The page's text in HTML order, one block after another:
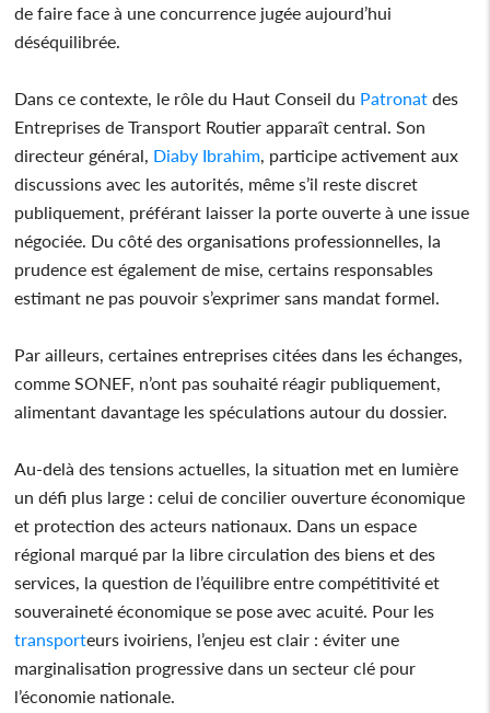
de faire face à une concurrence jugée aujourd’hui
déséquilibrée.
Dans ce contexte, le rôle du Haut Conseil du Patronat des
Entreprises de Transport Routier apparaît central. Son
directeur général, Diaby Ibrahim, participe activement aux
discussions avec les autorités, même s’il reste discret
publiquement, préférant laisser la porte ouverte à une issue
négociée. Du côté des organisations professionnelles, la
prudence est également de mise, certains responsables
estimant ne pas pouvoir s’exprimer sans mandat formel.
Par ailleurs, certaines entreprises citées dans les échanges,
comme SONEF, n’ont pas souhaité réagir publiquement,
alimentant davantage les spéculations autour du dossier.
Au-delà des tensions actuelles, la situation met en lumière
un défi plus large : celui de concilier ouverture économique
et protection des acteurs nationaux. Dans un espace
régional marqué par la libre circulation des biens et des
services, la question de l’équilibre entre compétitivité et
souveraineté économique se pose avec acuité. Pour les
transporteurs ivoiriens, l’enjeu est clair : éviter une
marginalisation progressive dans un secteur clé pour
l’économie nationale.